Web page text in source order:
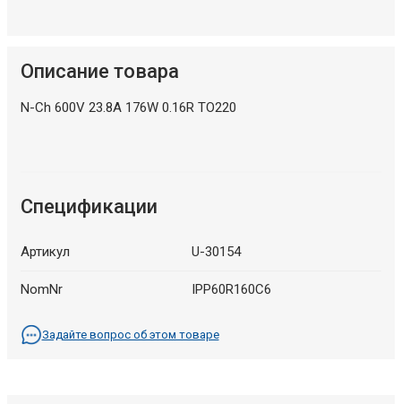
Описание товара
N-Ch 600V 23.8A 176W 0.16R TO220
Спецификации
Артикул U-30154
NomNr IPP60R160C6
Задайте вопрос об этом товаре